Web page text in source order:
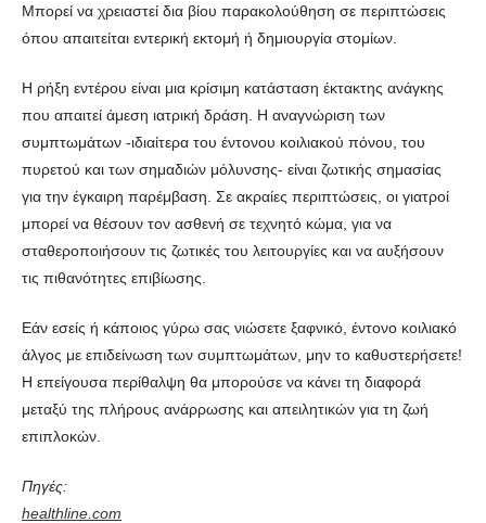
Μπορεί να χρειαστεί δια βίου παρακολούθηση σε περιπτώσεις
όπου απαιτείται εντερική εκτομή ή δημιουργία στομίων.
Η ρήξη εντέρου είναι μια κρίσιμη κατάσταση έκτακτης ανάγκης
που απαιτεί άμεση ιατρική δράση. Η αναγνώριση των
συμπτωμάτων -ιδιαίτερα του έντονου κοιλιακού πόνου, του
πυρετού και των σημαδιών μόλυνσης- είναι ζωτικής σημασίας
για την έγκαιρη παρέμβαση. Σε ακραίες περιπτώσεις, οι γιατροί
μπορεί να θέσουν τον ασθενή σε τεχνητό κώμα, για να
σταθεροποιήσουν τις ζωτικές του λειτουργίες και να αυξήσουν
τις πιθανότητες επιβίωσης.
Εάν εσείς ή κάποιος γύρω σας νιώσετε ξαφνικό, έντονο κοιλιακό
άλγος με επιδείνωση των συμπτωμάτων, μην το καθυστερήσετε!
Η επείγουσα περίθαλψη θα μπορούσε να κάνει τη διαφορά
μεταξύ της πλήρους ανάρρωσης και απειλητικών για τη ζωή
επιπλοκών.
Πηγές:
healthline.com